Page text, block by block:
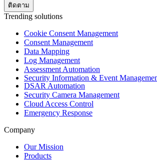
Trending solutions
Cookie Consent Management
Consent Management
Data Mapping
Log Management
Assessment Automation
Security Information & Event
DSAR Automation
Security Camera Management
Cloud Access Control
Emergency Response
Company
Our Mission
Products